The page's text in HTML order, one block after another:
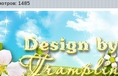
1485